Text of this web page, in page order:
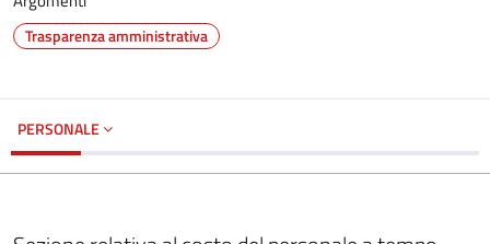
Trasparenza amministrativa
PERSONALE